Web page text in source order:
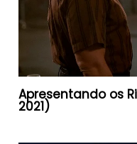
Apresentando os
2021)